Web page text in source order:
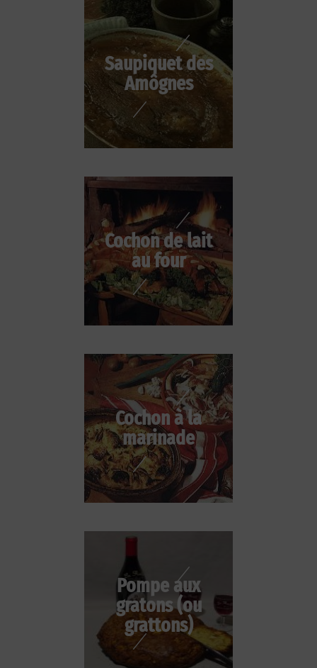
Saupiquet des
Amôgnes
Cochon de lait
au four
Cochon à la
marinade
Pompe aux
gratons (ou
grattons)